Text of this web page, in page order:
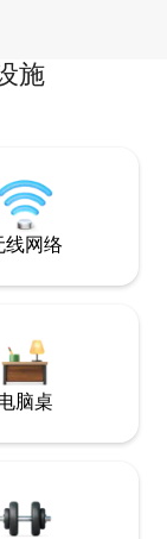
施
线网络
脑桌